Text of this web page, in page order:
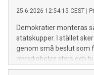
25.6.2026 12:54:15 CEST
Demokratier monteras
statskupper. I stället
genom små beslut som
myndigheter styrs och
ny rapportserie från